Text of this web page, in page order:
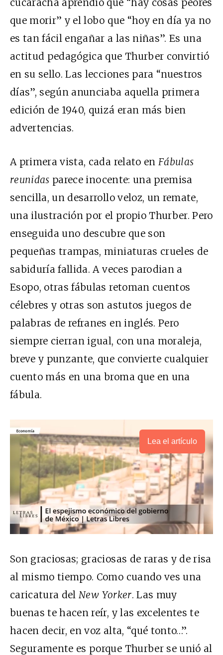
cucaracha aprendió que “hay cosas peores
que morir” y el lobo que “hoy en día ya no
es tan fácil engañar a las niñas”. Es una
actitud pedagógica que Thurber convirtió
en su sello. Las lecciones para “nuestros
días”, según anunciaba aquella primera
edición de 1940, quizá eran más bien
advertencias.
A primera vista, cada relato en Fábulas
reunidas parece inocente: una premisa
sencilla, un desarrollo veloz, un remate,
una ilustración por el propio Thurber. Pero
enseguida uno descubre que son
pequeñas trampas, miniaturas crueles de
sabiduría fallida. A veces parodian a
Esopo, otras fábulas retoman cuentos
célebres y otras son astutos juegos de
palabras de refranes en inglés. Pero
siempre cierran igual, con una moraleja,
breve y punzante, que convierte cualquier
cuento más en una broma que en una
fábula.
Lea el artículo
Son graciosas; graciosas de raras y de risa
al mismo tiempo. Como cuando ves una
caricatura del New Yorker. Las muy
buenas te hacen reír, y las excelentes te
hacen decir, en voz alta, “qué tonto…”.
Seguramente es porque Thurber se unió al